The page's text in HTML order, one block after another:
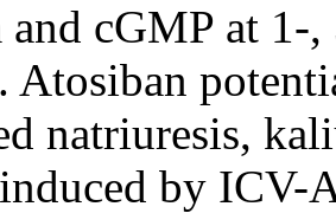
and cGMP at
Atosiban
natriuresis,
by ICV-